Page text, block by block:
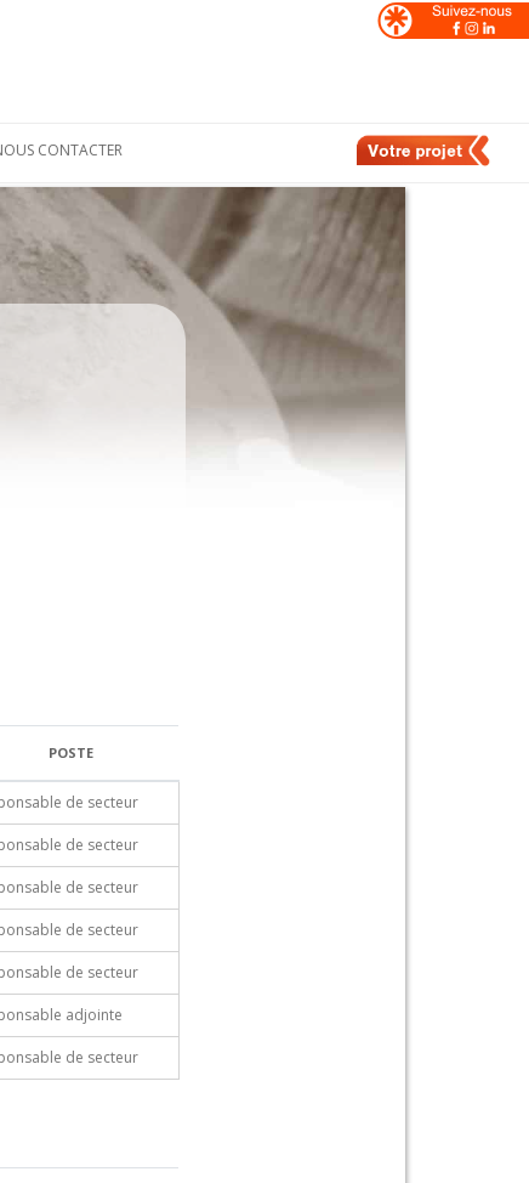
CONTACTER
Formulaire de
contact
Nos contacts en
France
Nos contacts en
POSTE
de secteur
de secteur
de secteur
de secteur
de secteur
adjointe
de secteur